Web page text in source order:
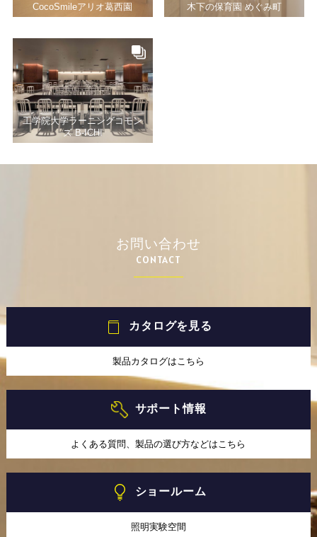
CocoSmileアリオ葛西園 木下の保育園 めぐみ町
工学院大学ラーニングコモン
ズ B-ICHI
お問い合わせ
CONTACT
カタログを見る
製品カタログはこちら
サポート情報
よくある質問、製品の選び方などはこちら
ショールーム
照明実験空間